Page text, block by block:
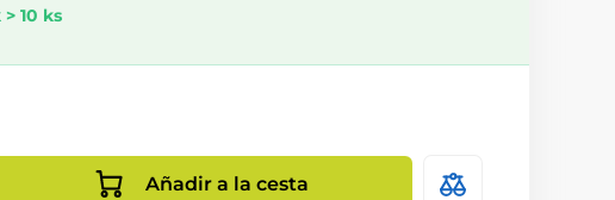
10 ks
Añadir a la cesta